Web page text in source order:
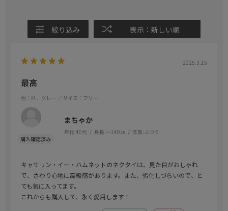
絞り込み 表示：新しい順
2025.3.15
最高
色：Ｍ．グレー ／サイズ：フリー
まちゃか
年代:40代 身長:～140㎝ 体型:ふつう
キャサリン・イー・ハムネットのネクタイは、見た目がおしゃれ
で、さわり心地に高級感があります。また、劣化しづらいので、と
ても気に入ってます。
これからも購入して、永く愛用します！